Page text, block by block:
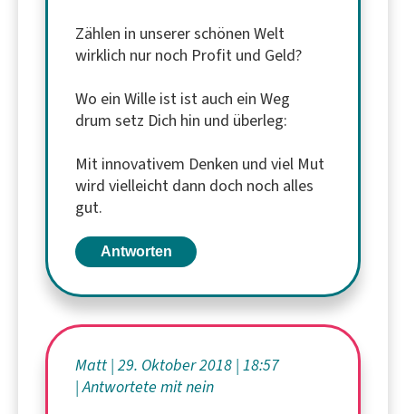
Zählen in unserer schönen Welt
wirklich nur noch Profit und Geld?
Wo ein Wille ist ist auch ein Weg
drum setz Dich hin und überleg:
Mit innovativem Denken und viel Mut
wird vielleicht dann doch noch alles
gut.
Antworten
Matt 29. Oktober 2018 18:57
Antwortete mit nein